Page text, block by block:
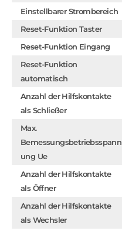
Einstellbarer Strombereich
Reset-Funktion Taster
Reset-Funktion Eingang
Reset-Funktion
automatisch
Anzahl der Hilfskontakte
als Schließer
Max.
Bemessungsbetriebsspann
ung Ue
Anzahl der Hilfskontakte
als Öffner
Anzahl der Hilfskontakte
als Wechsler